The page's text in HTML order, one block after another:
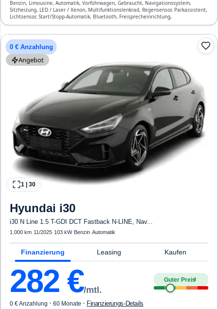
Benzin, Limousine, Automatik, Vorführwagen, Gebraucht, Navigationssystem,
Sitzheizung, LED / Laser / Xenon, Multifunktionslenkrad, Regensensor, Parkassistent,
Lichtsensor, Start/Stopp-Automatik, Bluetooth, Freisprecheinrichtung,
Verkehrszeichen-Erkennung, ESP, ABS, Klimatisierung, Front- und Seiten-Airbags
0 € Anzahlung
Angebot
1 30
Hyundai i30
i30 N Line 1.5 T-GDI DCT Fastback N-LINE, Nav...
1.000 km· 11/2025· 103 kW· Benzin·Automatik
Finanzierung Leasing Kaufen
282 €/mtl.
Guter Preis4
0 € Anzahlung · 60 Monate · Finanzierungs-Details